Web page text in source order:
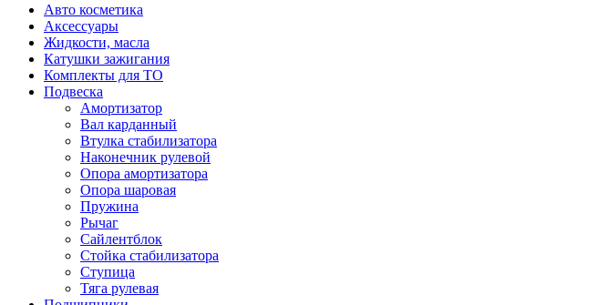
Авто косметика
Аксессуары
Жидкости, масла
Катушки зажигания
Комплекты для ТО
Подвеска
Амортизатор
Вал карданный
Втулка стабилизатора
Наконечник рулевой
Опора амортизатора
Опора шаровая
Пружина
Рычаг
Сайлентблок
Стойка стабилизатора
Ступица
Тяга рулевая